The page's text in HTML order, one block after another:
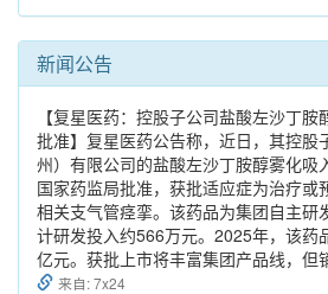
新闻公告
【复星医药：控股子公司盐酸左沙丁
批准】复星医药公告称，近日，其控股
州）有限公司的盐酸左沙丁胺醇雾化吸
国家药监局批准，获批适应症为治疗或
相关支气管痉挛。该药品为集团自主研
计研发投入约566万元。2025年，该药
亿元。获批上市将丰富集团产品线，但
来自: 7x24